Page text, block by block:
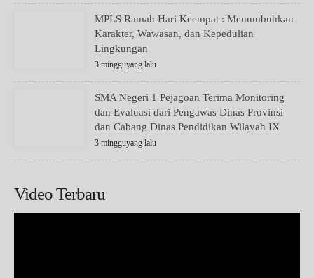
MPLS Ramah Hari Keempat : Menumbuhkan
Karakter, Wawasan, dan Kepedulian
Lingkungan
3 mingguyang lalu
SMA Negeri 1 Pejagoan Terima Monitoring
dan Evaluasi dari Pengawas Dinas Provinsi
dan Cabang Dinas Pendidikan Wilayah IX
3 mingguyang lalu
Video Terbaru